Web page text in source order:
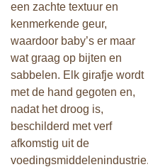
een zachte textuur en
kenmerkende geur,
waardoor baby’s er maar
wat graag op bijten en
sabbelen. Elk girafje wordt
met de hand gegoten en,
nadat het droog is,
beschilderd met verf
afkomstig uit de
voedingsmiddelenindustrie.